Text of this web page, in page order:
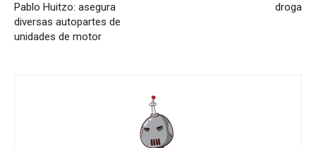
Pablo Huitzo: asegura
diversas autopartes de
unidades de motor
droga